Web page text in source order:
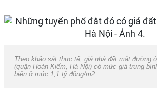
Theo khảo sát thực tế, giá nhà đất mặt đường
(quận Hoàn Kiếm, Hà Nội) có mức giá trung
biến ở mức 1,1 tỷ đồng/m2.